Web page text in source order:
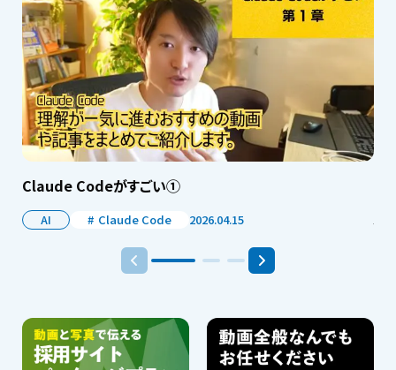
Claude Codeがすごい①
AI Claude Code 2026.04.15